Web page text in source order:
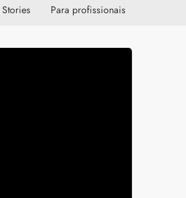
Stories
Para profissionais